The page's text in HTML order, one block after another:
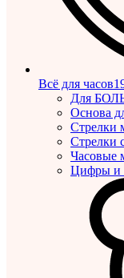
Всё для часов
Для
Основа
Стрелки
Стрелки
Часовые
Цифры и